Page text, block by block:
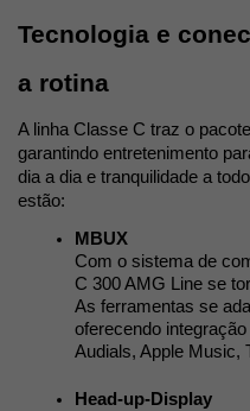
Tecnologia e
a rotina
A linha Classe C traz o
garantindo entretenimento
dia a dia e tranquilidade a
estão:
MBUX
Com o sistema de
C 300 AMG Line se
As ferramentas se
oferecendo
Audials, Apple Music,
Head-up-Display